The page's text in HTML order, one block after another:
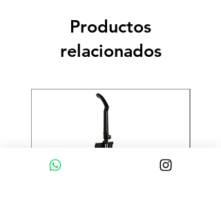
Productos
relacionados